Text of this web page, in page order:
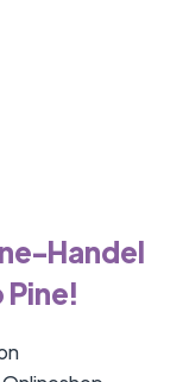
Handel